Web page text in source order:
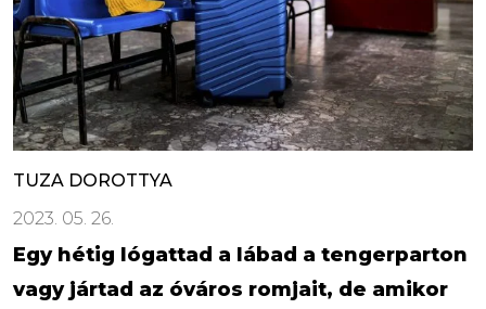
TUZA DOROTTYA
2023. 05. 26.
Egy hétig lógattad a lábad a tengerparton
vagy jártad az óváros romjait, de amikor